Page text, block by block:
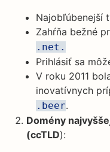
Najobľúbenejší
Zahŕňa bežné
.net.
Prihlásiť sa
V roku 2011
inovatívnych
.beer.
Domény
(ccTLD):